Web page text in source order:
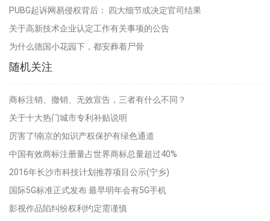
PUBG起诉网易侵权背后： 四大细节或决定官司结果
关于高新技术企业认定工作有关事项的公告
为什么德国小花园下，都安葬着尸骨
随机关注
商标注销、撤销、无效宣告，三者有什么不同？
关于十大热门城市专利补贴说明
厉害了!南京的知识产权保护有绿色通道
中国有效商标注册量占世界商标总量超过40%
2016年长沙市科技计划推荐项目公示(宁乡)
国际5G标准正式发布 最早明年会有5G手机
影视作品陷纠纷权利约定需谨慎